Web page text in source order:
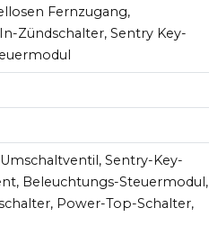
Fernzugang,
Zündschalter, Sentry Key-
Sentry-Key-
Beleuchtungs-Steuermodul,
Power-Top-Schalter,